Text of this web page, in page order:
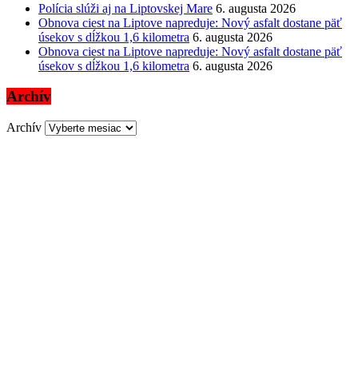
Polícia slúži aj na Liptovskej Mare 6. augusta 2026
Obnova ciest na Liptove napreduje: Nový asfalt dostane päť
úsekov s dĺžkou 1,6 kilometra 6. augusta 2026
Obnova ciest na Liptove napreduje: Nový asfalt dostane päť
úsekov s dĺžkou 1,6 kilometra 6. augusta 2026
Archív
Archív